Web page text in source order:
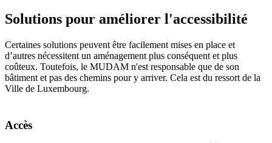
Solutions pour améliorer l'accessibilité
Certaines solutions peuvent être facilement mises en place et
d’autres nécessitent un aménagement plus conséquent et plus
coûteux. Toutefois, le MUDAM n'est responsable que de son
bâtiment et pas des chemins pour y arriver. Cela est du ressort de la
Ville de Luxembourg.
Accès